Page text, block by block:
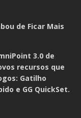
de Ficar Mais
3.0 de
recursos que
Gatilho
e GG QuickSet.